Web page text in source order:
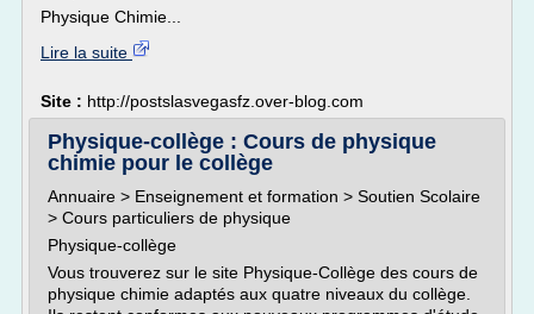
Physique Chimie...
Lire la suite
Site : http://postslasvegasfz.over-blog.com
Physique-collège : Cours de physique
chimie pour le collège
Annuaire > Enseignement et formation > Soutien Scolaire
> Cours particuliers de physique
Physique-collège
Vous trouverez sur le site Physique-Collège des cours de
physique chimie adaptés aux quatre niveaux du collège.